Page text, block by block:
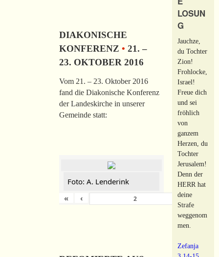
DIAKONISCHE
KONFERENZ • 21. –
23. OKTOBER 2016
Vom 21. – 23. Oktober 2016
fand die Diakonische Konferenz
der Landeskirche in unserer
Gemeinde statt:
Foto: A. Lenderink
«
‹ von
LOSUN
G
Jauchze,
du Tochter
Zion!
Frohlocke,
Israel!
Freue dich
und sei
fröhlich
von
ganzem
Herzen, du
Tochter
Jerusalem!
Denn der
HERR hat
deine
Strafe
weggenom
men.
Zefanja